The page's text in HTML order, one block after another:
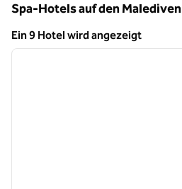
Spa-Hotels auf den Malediven
Ein 9 Hotel wird angezeigt
Ein 9 Hotel wird angezeigt
1 von 13